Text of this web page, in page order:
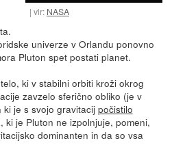
vir: NASA
univerze v Orlandu ponovno
Pluton spet postati planet.
ki v stabilni orbiti kroži okrog
zavzelo sferično obliko (je v
je s svojo gravitacij počistilo
ki je Pluton ne izpolnjuje, pomeni,
dominanten in da so vsa